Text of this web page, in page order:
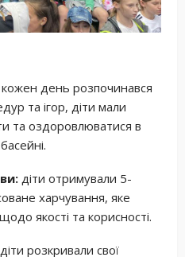
кожен день розпочинався
та ігор, діти мали
та оздоровлюватися в
діти отримували 5-
харчування, яке
якості та корисності.
діти розкривали свої